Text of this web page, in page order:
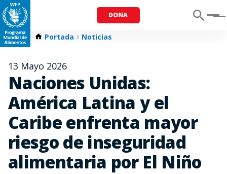
DONA Menu
Portada Noticias
13 Mayo 2026
Naciones Unidas:
América Latina y el
Caribe enfrenta mayor
riesgo de inseguridad
alimentaria por El Niño